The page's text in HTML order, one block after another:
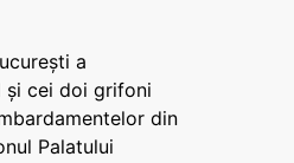
a
și cei doi grifoni
din
Palatului